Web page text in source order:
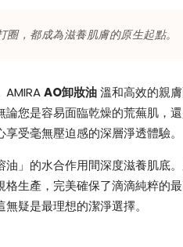
，都成為滋養肌膚的原生起點。
AMIRAAO卸妝油溫和高效的親
您是容易面臨乾燥的荒蕪肌，
受毫無壓迫感的深層淨透體驗。
」的水合作用間深度滋養肌底
生產，完美確保了滴滴純粹的
疑是最理想的潔淨選擇。